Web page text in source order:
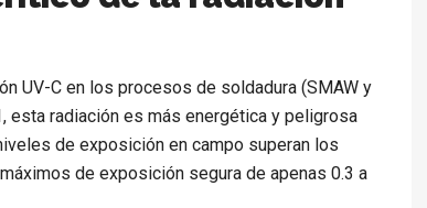
UV-C en los procesos de soldadura (SMAW y
, esta radiación es más energética y peligrosa
de exposición en campo superan los
de exposición segura de apenas 0.3 a